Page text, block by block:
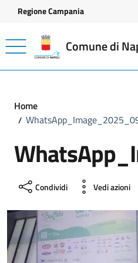
Vai ai contenuti
Vai al footer
Regione Campania
Comune di
Home
Condividi Vedi azioni